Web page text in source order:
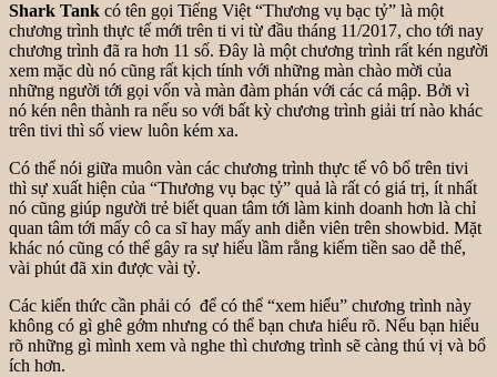
Shark Tank có tên gọi Tiếng Việt “Thương vụ bạc tỷ” là một
chương trình thực tế mới trên ti vi từ đầu tháng 11/2017, cho tới nay
chương trình đã ra hơn 11 số. Đây là một chương trình rất kén người
xem mặc dù nó cũng rất kịch tính với những màn chào mời của
những người tới gọi vốn và màn đàm phán với các cá mập. Bởi vì
nó kén nên thành ra nếu so với bất kỳ chương trình giải trí nào khác
trên tivi thì số view luôn kém xa.
Có thể nói giữa muôn vàn các chương trình thực tế vô bổ trên tivi
thì sự xuất hiện của “Thương vụ bạc tỷ” quả là rất có giá trị, ít nhất
nó cũng giúp người trẻ biết quan tâm tới làm kinh doanh hơn là chỉ
quan tâm tới mấy cô ca sĩ hay mấy anh diễn viên trên showbid. Mặt
khác nó cũng có thể gây ra sự hiểu lầm rằng kiếm tiền sao dễ thế,
vài phút đã xin được vài tỷ.
Các kiến thức cần phải có để có thể “xem hiểu” chương trình này
không có gì ghê gớm nhưng có thể bạn chưa hiểu rõ. Nếu bạn hiểu
rõ những gì mình xem và nghe thì chương trình sẽ càng thú vị và bổ
ích hơn.